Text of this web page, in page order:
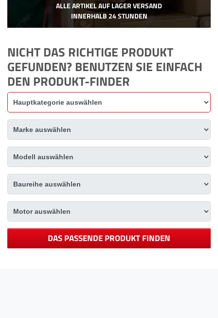
ALLE ARTIKEL AUF LAGER VERSAND
INNERHALB 24 STUNDEN
NICHT DAS RICHTIGE PRODUKT
GEFUNDEN? BENUTZEN SIE EINFACH
DEN PRODUKT-FINDER
DAS PASSENDE PRODUKT FINDEN